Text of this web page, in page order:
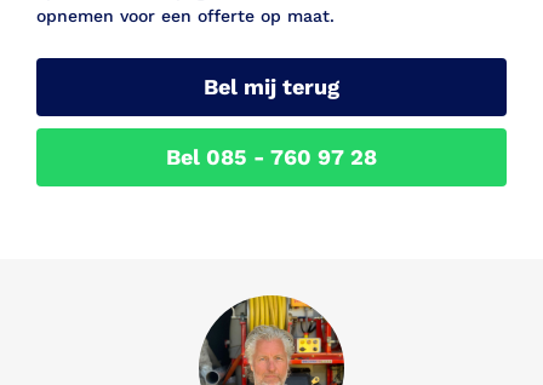
opnemen voor een offerte op maat.
Bel mij terug
Bel 085 - 760 97 28